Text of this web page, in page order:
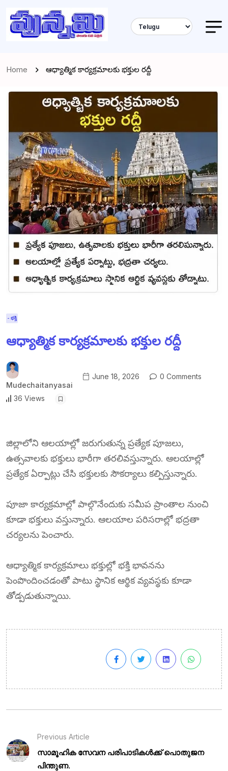
Home ఆధ్యాత్మిక కార్యక్రమాలకు భక్తుల రద్దీ
- భక్తి
ఆధ్యాత్మిక కార్యక్రమాలకు భక్తుల రద్దీ
Mudechaitanyasai
June 18, 2026 0 Comments
36 Views
జిల్లాలోని ఆలయాల్లో జరుగుతున్న ప్రత్యేక పూజలు,
ఉత్సవాలకు భక్తులు భారీగా తరలివస్తున్నారు. ఆలయాల్లో
ప్రత్యేక ఏర్పాట్లు చేసి భక్తులకు సౌకర్యాలు కల్పిస్తున్నారు.
పూజా కార్యక్రమాల్లో పాల్గొనేందుకు సమీప ప్రాంతాల నుంచి
కూడా భక్తులు వస్తున్నారు. ఆలయాల పరిసరాల్లో భద్రతా
చర్యలను పెంచారు.
ఆధ్యాత్మిక కార్యక్రమాలు భక్తుల్లో భక్తి భావనను
పెంపొందించడంతో పాటు స్థానిక ఆర్థిక వ్యవస్థకు కూడా
తోడ్పడుతున్నాయి.
Previous Article
സാമൂഹിക സേവന പരിപാടികൾക്ക് പൊതുജന
പിന്തുണ.